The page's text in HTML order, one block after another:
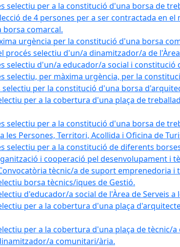
selectiu per a la constitució d'una borsa de
de 4 persones per a ser contractada en
borsa comarcal.
urgència per la constitució d'una borsa
procés selectiu d'un/a dinamitzador/a de
selectiu d'un/a educador/a social i
selectiu, per màxima urgència, per la
selectiu per la constitució d'una borsa
per a la cobertura d'una plaça de
selectiu per a la constitució d'una borsa de
les Persones, Territori, Acollida i Oficina de
selectiu per a la constitució de diferents
i cooperació pel desenvolupament i
tècnic/a de suport
borsa tècnics/iques de Gestió.
d'educador/a social de l'Àrea de Serveis
per a la cobertura d'una plaça
per a la cobertura d'una plaça de tècnic/
a comunitari/ària.